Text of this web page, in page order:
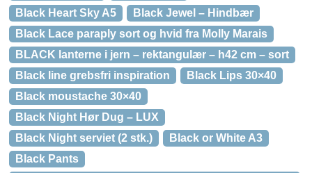
Black Heart Sky A5
Black Jewel – Hindbær
Black Lace paraply sort og hvid fra Molly Marais
BLACK lanterne i jern – rektangulær – h42 cm – sort
Black line grebsfri inspiration
Black Lips 30×40
Black moustache 30×40
Black Night Hør Dug – LUX
Black Night serviet (2 stk.)
Black or White A3
Black Pants